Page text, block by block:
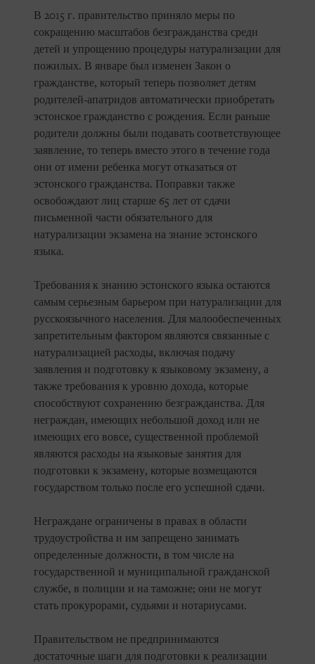
В 2015 г. правительство приняло меры по
сокращению масштабов безгражданства среди
детей и упрощению процедуры натурализации для
пожилых. В январе был изменен Закон о
гражданстве, который теперь позволяет детям
родителей-апатридов автоматически приобретать
эстонское гражданство с рождения. Если раньше
родители должны были подавать соответствующее
заявление, то теперь вместо этого в течение года
они от имени ребенка могут отказаться от
эстонского гражданства. Поправки также
освобождают лиц старше 65 лет от сдачи
письменной части обязательного для
натурализации экзамена на знание эстонского
языка.
Требования к знанию эстонского языка остаются
самым серьезным барьером при натурализации для
русскоязычного населения. Для малообеспеченных
запретительным фактором являются связанные с
натурализацией расходы, включая подачу
заявления и подготовку к языковому экзамену, а
также требования к уровню дохода, которые
способствуют сохранению безгражданства. Для
неграждан, имеющих небольшой доход или не
имеющих его вовсе, существенной проблемой
являются расходы на языковые занятия для
подготовки к экзамену, которые возмещаются
государством только после его успешной сдачи.
Неграждане ограничены в правах в области
трудоустройства и им запрещено занимать
определенные должности, в том числе на
государственной и муниципальной гражданской
службе, в полиции и на таможне; они не могут
стать прокурорами, судьями и нотариусами.
Правительством не предпринимаются
достаточные шаги для подготовки к реализации